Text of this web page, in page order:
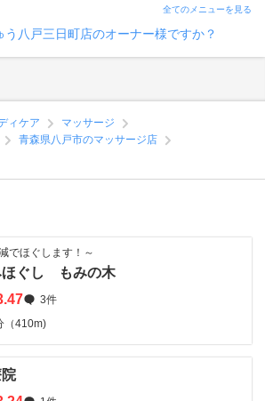
全てのメニューを見る
う八戸三日町店のオーナー様ですか？
ィケア
マッサージ
青森県八戸市のマッサージ店
でほぐします！～
ほぐし もみの木
3件
（410m)